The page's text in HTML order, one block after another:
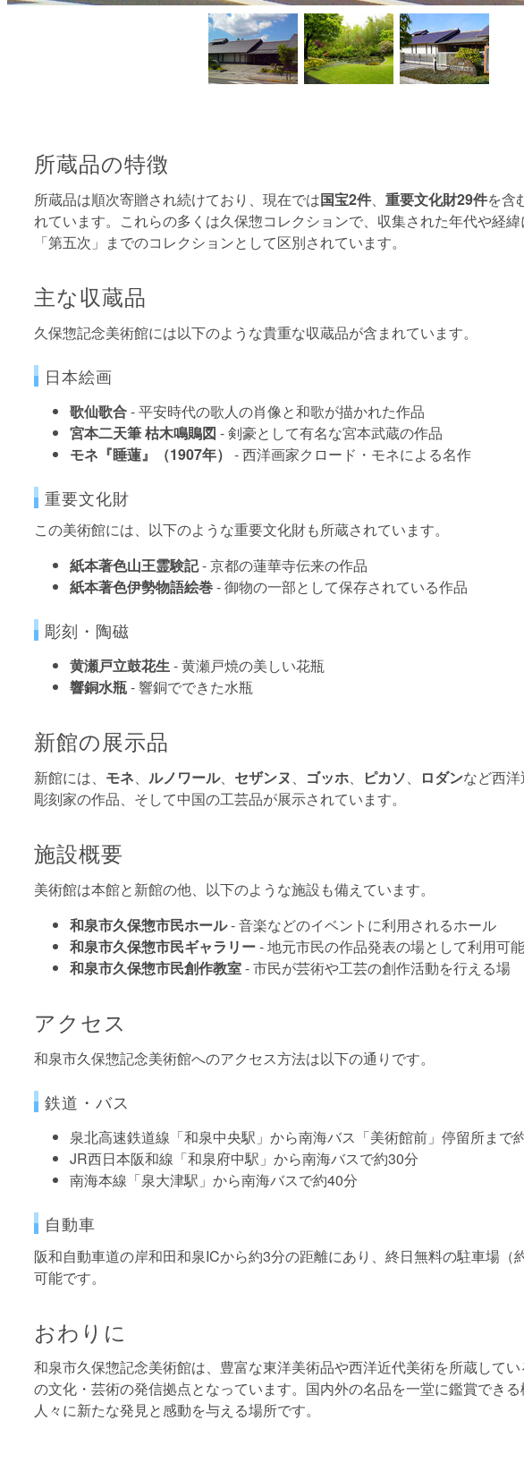
所蔵品の特徴
所蔵品は順次寄贈され続けており、現在では国宝2件、 重要文化財29件を含
れています。これらの多くは久保惣コレクションで、収集された年代や経
「第五次」までのコレクションとして区別されています。
主な収蔵品
久保惣記念美術館には以下のような貴重な収蔵品が含まれています。
日本絵画
歌仙歌合- 平安時代の歌人の肖像と和歌が描かれた作品
宮本二天筆 枯木鳴鵙図 - 剣豪として有名な宮本武蔵の作品
モネ『睡蓮』（1907年） - 西洋画家クロード・モネによる名作
重要文化財
この美術館には、以下のような重要文化財も所蔵されています。
紙本著色山王霊験記- 京都の蓮華寺伝来の作品
紙本著色伊勢物語絵巻- 御物の一部として保存されている作品
彫刻・陶磁
黄瀬戸立鼓花生- 黄瀬戸焼の美しい花瓶
響銅水瓶- 響銅でできた水瓶
新館の展示品
新館には、 モネ、 ルノワール、 セザンヌ、 ゴッホ、 ピカソ、 ロダンなど西
彫刻家の作品、そして中国の工芸品が展示されています。
施設概要
美術館は本館と新館の他、以下のような施設も備えています。
和泉市久保惣市民ホール- 音楽などのイベントに利用されるホール
和泉市久保惣市民ギャラリー- 地元市民の作品発表の場として利用可能
和泉市久保惣市民創作教室- 市民が芸術や工芸の創作活動を行える場
アクセス
和泉市久保惣記念美術館へのアクセス方法は以下の通りです。
鉄道・バス
泉北高速鉄道線「和泉中央駅」から南海バス「美術館前」停留所まで
JR西日本阪和線「和泉府中駅」から南海バスで約30分
南海本線「泉大津駅」から南海バスで約40分
自動車
阪和自動車道の岸和田和泉ICから約3分の距離にあり、終日無料の駐車場（
可能です。
おわりに
和泉市久保惣記念美術館は、豊富な東洋美術品や西洋近代美術を所蔵して
の文化・芸術の発信拠点となっています。国内外の名品を一堂に鑑賞でき
人々に新たな発見と感動を与える場所です。